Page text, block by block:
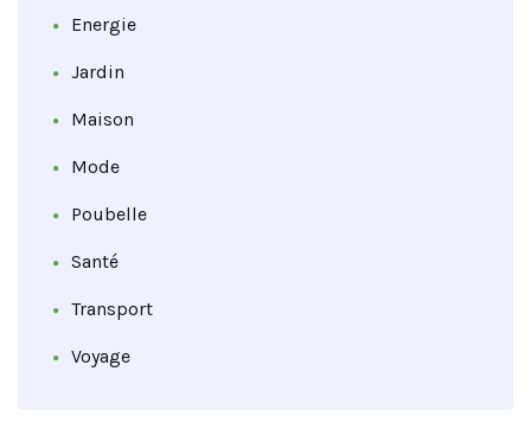
Energie
Jardin
Maison
Mode
Poubelle
Santé
Transport
Voyage